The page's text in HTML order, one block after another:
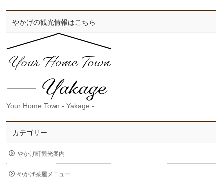
やかげの観光情報はこちら
Your Home Town - Yakage -
カテゴリー
やかげ町観光案内
やかげ茶屋メニュー